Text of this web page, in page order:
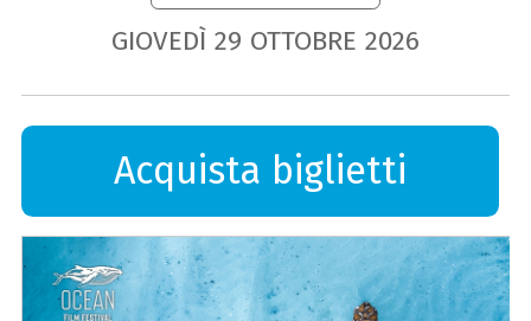
GIOVEDÌ 29 OTTOBRE 2026
Acquista biglietti